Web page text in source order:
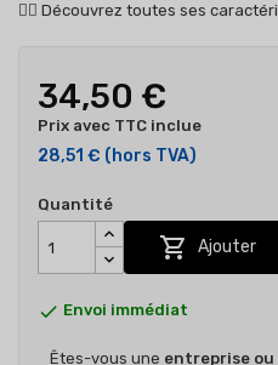
👇🏻 Découvrez toutes ses
34,50 €
Prix avec TTC inclue
28,51 € (hors TVA)
Quantité
 Ajouter
 Envoi immédiat
Êtes-vous une entreprise